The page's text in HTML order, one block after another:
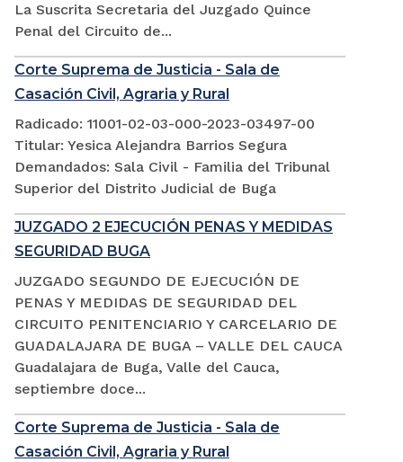
La Suscrita Secretaria del Juzgado Quince
Penal del Circuito de...
Corte Suprema de Justicia - Sala de
Casación Civil, Agraria y Rural
Radicado: 11001-02-03-000-2023-03497-00
Titular: Yesica Alejandra Barrios Segura
Demandados: Sala Civil - Familia del Tribunal
Superior del Distrito Judicial de Buga
JUZGADO 2 EJECUCIÓN PENAS Y MEDIDAS
SEGURIDAD BUGA
JUZGADO SEGUNDO DE EJECUCIÓN DE
PENAS Y MEDIDAS DE SEGURIDAD DEL
CIRCUITO PENITENCIARIO Y CARCELARIO DE
GUADALAJARA DE BUGA – VALLE DEL CAUCA
Guadalajara de Buga, Valle del Cauca,
septiembre doce...
Corte Suprema de Justicia - Sala de
Casación Civil, Agraria y Rural